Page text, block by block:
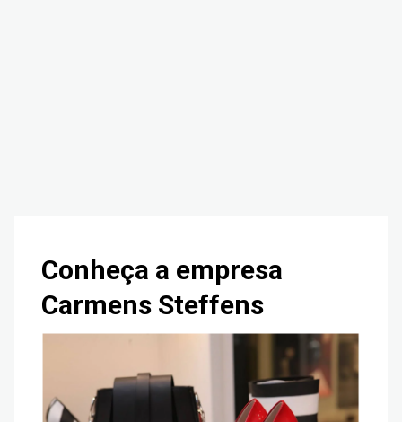
Conheça a empresa
Carmens Steffens